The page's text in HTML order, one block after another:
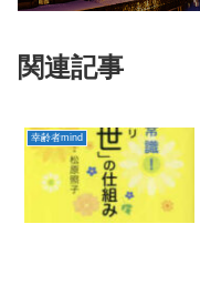
関連記事
幸齢者mind